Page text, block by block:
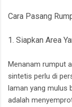
Cara Pasang
1. Siapkan Area
Menanam rumput
sintetis perlu di
laman yang mulus
adalah